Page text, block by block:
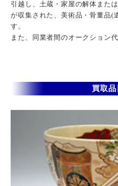
引越し、土蔵・家屋の解体また
が収集された、美術品・骨董品(
す。
また、同業者間のオークション
買取品